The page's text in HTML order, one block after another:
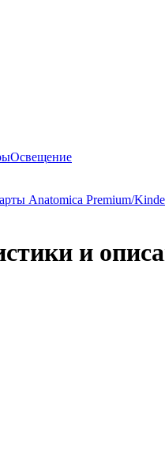
Освещение
Anatomica Premium/
и